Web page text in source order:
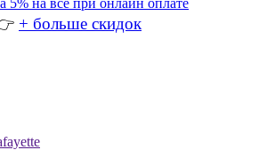
+ больше скидок